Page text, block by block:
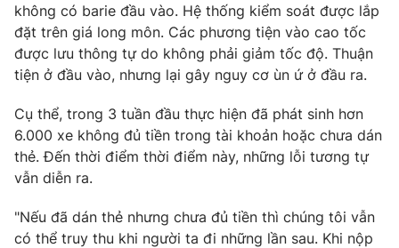
VTV4 Vươn mình bằng AI
VTV9 VTV8
Liên hệ tòa soạn English
THỜI BÁO VTV
không có barie đầu vào. Hệ thống kiểm soát được lắp
đặt trên giá long môn. Các phương tiện vào cao tốc
được lưu thông tự do không phải giảm tốc độ. Thuận
tiện ở đầu vào, nhưng lại gây nguy cơ ùn ứ ở đầu ra.
Cụ thể, trong 3 tuần đầu thực hiện đã phát sinh hơn
6.000 xe không đủ tiền trong tài khoản hoặc chưa dán
thẻ. Đến thời điểm thời điểm này, những lỗi tương tự
vẫn diễn ra.
"Nếu đã dán thẻ nhưng chưa đủ tiền thì chúng tôi vẫn
có thể truy thu khi người ta đi những lần sau. Khi nộp